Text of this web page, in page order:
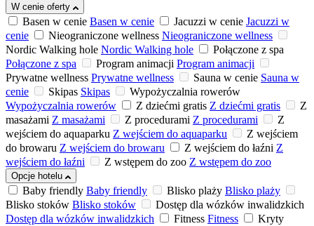
W cenie oferty
Basen w cenie Basen w cenie Jacuzzi w cenie Jacuzzi w
cenie
Nieograniczone wellness Nieograniczone wellness
Nordic Walking hole Nordic Walking hole
Połączone z spa
Połączone z spa
Program animacji Program animacji
Prywatne wellness Prywatne wellness Sauna w cenie Sauna w
cenie
Skipas Skipas
Wypożyczalnia rowerów
Wypożyczalnia rowerów
Z dziećmi gratis Z dziećmi gratis
Z
masażami Z masażami Z procedurami Z procedurami
Z
wejściem do aquaparku Z wejściem do aquaparku
Z wejściem
do browaru Z wejściem do browaru Z wejściem do łaźni Z
wejściem do łaźni
Z wstępem do zoo Z wstępem do zoo
Opcje hotelu
Baby friendly Baby friendly Blisko plaży Blisko plaży
Blisko stoków Blisko stoków
Dostęp dla wózków inwalidzkich
Dostęp dla wózków inwalidzkich
Fitness Fitness
Kryty